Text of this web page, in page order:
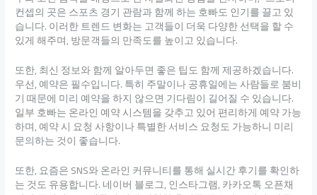
컨셉의 곳은 스포츠 경기 관람과 함께 하는 호빠도 인기를 끌고 있
습니다. 이러한 트렌드 변화는 고객들이 더욱 다양한 선택을 할 수
있게 해주며, 방문객들의 만족도를 높이고 있습니다.
또한, 최신 정보와 함께 알아두면 좋은 팁도 함께 제공하겠습니다.
우선, 예약은 필수입니다. 특히 주말이나 공휴일에는 사람들로 붐비
기 때문에 미리 예약을 하지 않으면 기다림이 길어질 수 있습니다.
일부 호빠는 온라인 예약 시스템을 갖추고 있어 편리하게 예약 가능
하며, 예약 시 요청 사항이나 특별한 서비스 요청도 가능하니 미리
문의하는 것이 좋습니다.
또한, 요즘은 SNS와 온라인 커뮤니티를 통해 실시간 후기를 확인하
는 것도 유용합니다. 네이버 블로그, 인스타그램, 카카오톡 오픈채